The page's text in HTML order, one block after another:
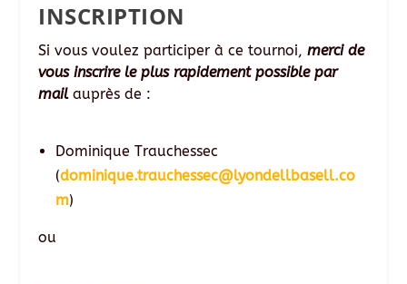
INSCRIPTION
Si vous voulez participer à ce tournoi,merci de
vous inscrire le plus rapidement possible par
mailauprès de :
Dominique Trauchessec
(dominique.trauchessec@lyondellbasell.co
m)
ou